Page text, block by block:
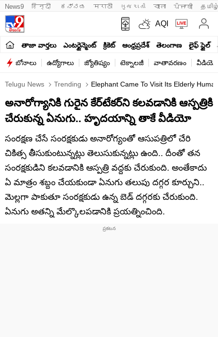
News9 हिन्दी ಕನ್ನಡ मराठी ગુજરાતી বাংলা ਪੰਜਾਬੀ
AQI
తాజా వార్తలు ఎంటర్టైన్మెంట్ క్రికెట్ ఆంధ్రప్రదేశ్ తెలంగాణ లైఫ్ స్టైల్
బోనాలు ఉద్యోగాలు జ్యోతిష్యం టెక్నాలజీ వాతావరణం
Telugu News Trending Elephant Came To Visit Its Elderly
అనారోగ్యానికి గురైన కేర్‌టేకర్‌ని కలవడానికి ఆస్పత్రికి
చేరుకున్న ఏనుగు.. హృదయాన్ని తాకే వీడియో
సంరక్షణ చేసే సంరక్షకుడు అనారోగ్యంతో ఆసుపత్రిలో చేరి
చికిత్స తీసుకుంటున్నట్లు తెలుసుకున్నట్లు ఉంది.. దీంతో తన
సంరక్షకుడిని కలవడానికి ఆస్పత్రి వద్దకు చేరుకుంది. అంతేకాదు
ఏ మాత్రం శబ్దం చేయకుండా ఏనుగు తలుపు దగ్గర కూర్చుని..
మెల్లగా పాకుతూ సంరక్షకుడు ఉన్న బెడ్ దగ్గరకు చేరుకుంది.
ఏనుగు అతన్ని మేల్కొలపడానికి ప్రయత్నించింది.